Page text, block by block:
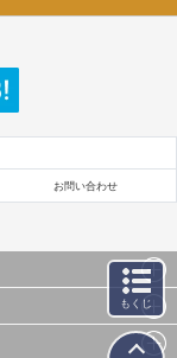
お問い合わせ
タ等）及びこれらの配置・
行うことは固く禁じており
た見解・感想です。
もくじ